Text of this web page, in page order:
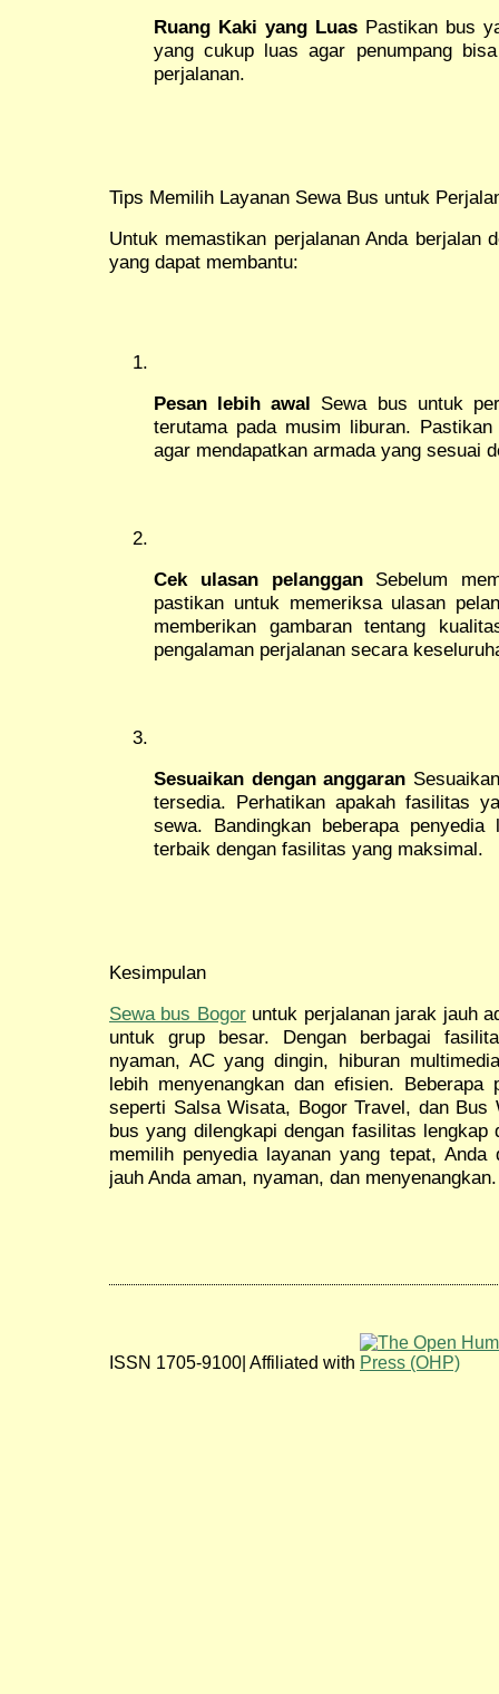
Ruang Kaki yang LuasPastikan bus
yang cukup luas agar penumpang
perjalanan.
Tips Memilih Layanan Sewa Bus untuk
Untuk memastikan perjalanan Anda berjalan
yang dapat membantu:
Pesan lebih awal Sewa bus untuk
terutama pada musim liburan.
agar mendapatkan armada yang sesuai
Cek ulasan pelangganSebelum
pastikan untuk memeriksa ulasan
memberikan gambaran tentang
pengalaman perjalanan secara
Sesuaikan dengan anggaran
tersedia. Perhatikan apakah fasilitas
sewa. Bandingkan beberapa
terbaik dengan fasilitas yang maksimal.
Kesimpulan
Sewa bus Bogoruntuk perjalanan jarak jauh
untuk grup besar. Dengan berbagai
nyaman, AC yang dingin, hiburan
lebih menyenangkan dan efisien.
seperti Salsa Wisata, Bogor Travel, dan Bus
bus yang dilengkapi dengan fasilitas lengkap
memilih penyedia layanan yang tepat,
jauh Anda aman, nyaman, dan menyenangkan.
ISSN 1705-9100| Affiliated with